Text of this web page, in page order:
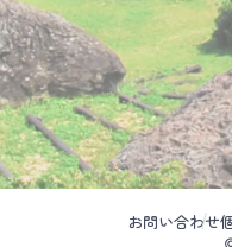
お問い合わせ